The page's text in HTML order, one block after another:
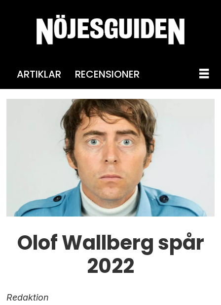
ARTIKLAR RECENSIONER
Olof Wallberg spår
2022
Redaktion